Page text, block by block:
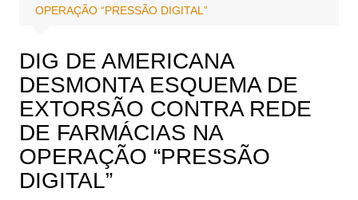
OPERAÇÃO “PRESSÃO DIGITAL”
DIG DE AMERICANA
DESMONTA ESQUEMA DE
EXTORSÃO CONTRA REDE
DE FARMÁCIAS NA
OPERAÇÃO “PRESSÃO
DIGITAL”